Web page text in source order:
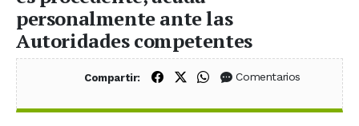
personalmente ante las
Autoridades competentes
Compartir: Compartir en Facebook
Compartir en X (Twitter)
Compartir en WhatsApp
Comentarios